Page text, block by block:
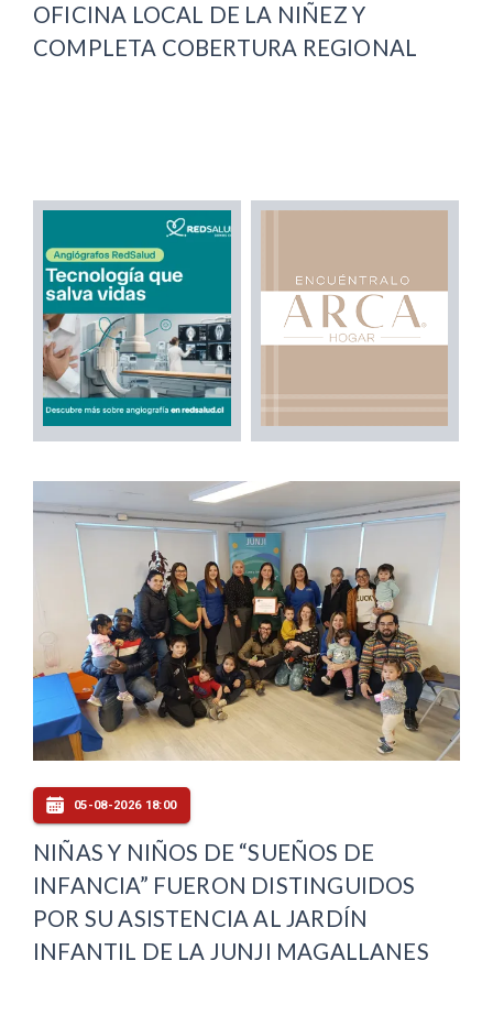
OFICINA LOCAL DE LA NIÑEZ Y
COMPLETA COBERTURA REGIONAL
05-08-2026 18:00
NIÑAS Y NIÑOS DE “SUEÑOS DE
INFANCIA” FUERON DISTINGUIDOS
POR SU ASISTENCIA AL JARDÍN
INFANTIL DE LA JUNJI MAGALLANES